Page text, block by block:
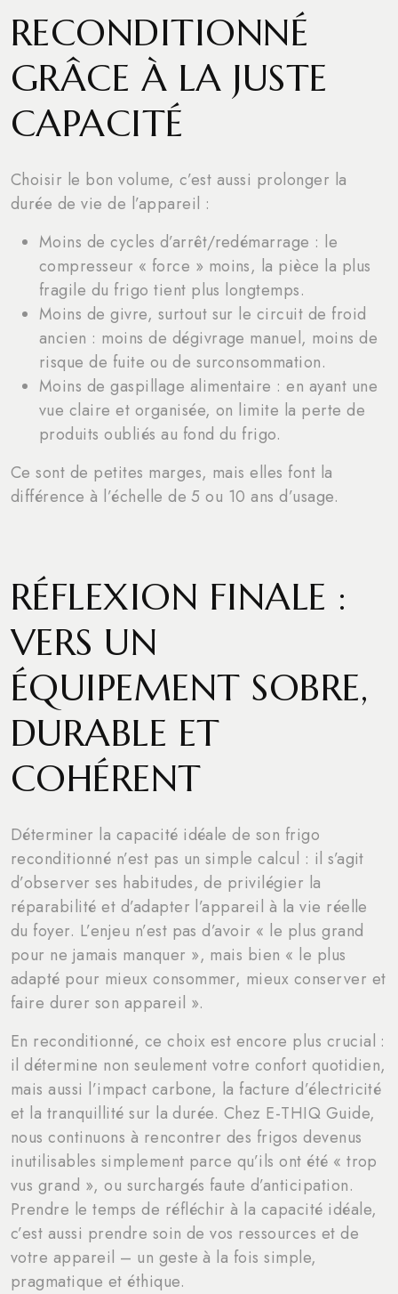
RECONDITIONNÉ
GRÂCE À LA JUSTE
CAPACITÉ
Choisir le bon volume, c’est aussi prolonger la
durée de vie de l’appareil :
Moins de cycles d’arrêt/redémarrage : le
compresseur « force » moins, la pièce la plus
fragile du frigo tient plus longtemps.
Moins de givre, surtout sur le circuit de froid
ancien : moins de dégivrage manuel, moins de
risque de fuite ou de surconsommation.
Moins de gaspillage alimentaire : en ayant une
vue claire et organisée, on limite la perte de
produits oubliés au fond du frigo.
Ce sont de petites marges, mais elles font la
différence à l’échelle de 5 ou 10 ans d’usage.
RÉFLEXION FINALE :
VERS UN
ÉQUIPEMENT SOBRE,
DURABLE ET
COHÉRENT
Déterminer la capacité idéale de son frigo
reconditionné n’est pas un simple calcul : il s’agit
d’observer ses habitudes, de privilégier la
réparabilité et d’adapter l’appareil à la vie réelle
du foyer. L’enjeu n’est pas d’avoir « le plus grand
pour ne jamais manquer », mais bien « le plus
adapté pour mieux consommer, mieux conserver et
faire durer son appareil ».
En reconditionné, ce choix est encore plus crucial :
il détermine non seulement votre confort quotidien,
mais aussi l’impact carbone, la facture d’électricité
et la tranquillité sur la durée. Chez E-THIQ Guide,
nous continuons à rencontrer des frigos devenus
inutilisables simplement parce qu’ils ont été « trop
vus grand », ou surchargés faute d’anticipation.
Prendre le temps de réfléchir à la capacité idéale,
c’est aussi prendre soin de vos ressources et de
votre appareil – un geste à la fois simple,
pragmatique et éthique.